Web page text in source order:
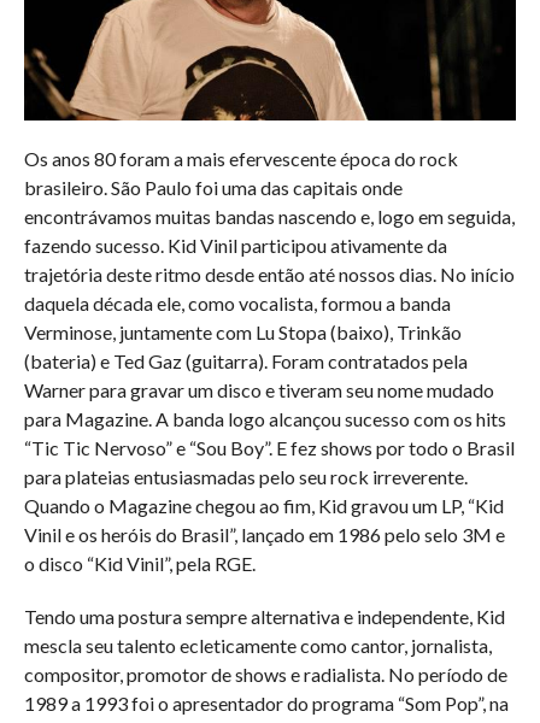
Os anos 80 foram a mais efervescente época do rock
brasileiro. São Paulo foi uma das capitais onde
encontrávamos muitas bandas nascendo e, logo em seguida,
fazendo sucesso. Kid Vinil participou ativamente da
trajetória deste ritmo desde então até nossos dias. No início
daquela década ele, como vocalista, formou a banda
Verminose, juntamente com Lu Stopa (baixo), Trinkão
(bateria) e Ted Gaz (guitarra). Foram contratados pela
Warner para gravar um disco e tiveram seu nome mudado
para Magazine. A banda logo alcançou sucesso com os hits
“Tic Tic Nervoso” e “Sou Boy”. E fez shows por todo o Brasil
para plateias entusiasmadas pelo seu rock irreverente.
Quando o Magazine chegou ao fim, Kid gravou um LP, “Kid
Vinil e os heróis do Brasil”, lançado em 1986 pelo selo 3M e
o disco “Kid Vinil”, pela RGE.
Tendo uma postura sempre alternativa e independente, Kid
mescla seu talento ecleticamente como cantor, jornalista,
compositor, promotor de shows e radialista. No período de
1989 a 1993 foi o apresentador do programa “Som Pop”, na